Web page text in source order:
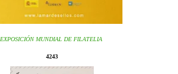
EXPOSICIÓN MUNDIAL DE FILATELIA
4243